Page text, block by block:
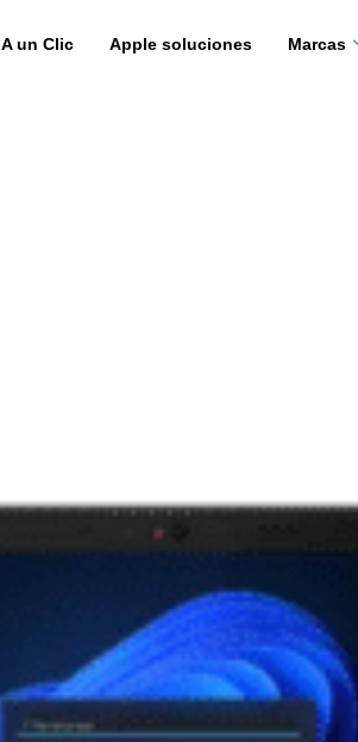
A un Clic Apple soluciones Marcas